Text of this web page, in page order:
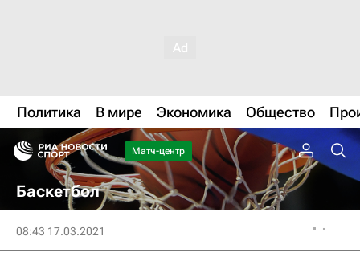
Политика В мире Экономика Общество
Матч-центр
Баскетбол
08:43 17.03.2021